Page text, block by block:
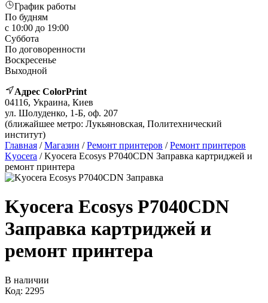
График работы
По будням
с 10:00 до 19:00
Суббота
По договоренности
Воскресенье
Выходной
Адрес ColorPrint
04116, Украина, Киев
ул. Шолуденко, 1-Б, оф. 207
(ближайшее метро: Лукьяновская, Политехнический
институт)
Главная /Магазин /Ремонт принтеров /Ремонт принтеров
Kyocera / Kyocera Ecosys P7040CDN Заправка картриджей и
ремонт принтера
Kyocera Ecosys P7040CDN
Заправка картриджей и
ремонт принтера
В наличии
Код: 2295